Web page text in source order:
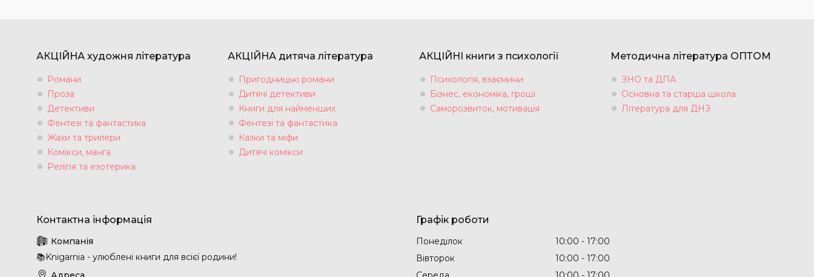
АКЦІЙНА художня література
Романи
Проза
Детективи
Фентезі та фантастика
Жахи та трилери
Комікси, манга
Релігія та езотерика
АКЦІЙНА дитяча література
Пригодницькі романи
Дитячі детективи
Книги для найменших
Фентезі та фантастика
Казки та міфи
Дитячі комікси
АКЦІЙНІ книги з психології
Психологія, взаємини
Бізнес, економіка, гроші
Саморозвиток, мотивація
Методична література ОПТОМ
ЗНО та ДПА
Основна та старша школа
Література для ДНЗ
📚Knigarnia - улюблені книги для всієї родини!
Графік роботи
Понеділок 10:00
17:00
Вівторок
10:00
17:00